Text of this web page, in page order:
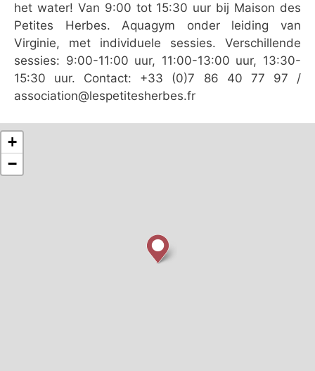
het water! Van 9:00 tot 15:30 uur bij Maison des
Petites Herbes. Aquagym onder leiding van
Virginie, met individuele sessies. Verschillende
sessies: 9:00-11:00 uur, 11:00-13:00 uur, 13:30-
15:30 uur. Contact: +33 (0)7 86 40 77 97 /
association@lespetitesherbes.fr
+
−